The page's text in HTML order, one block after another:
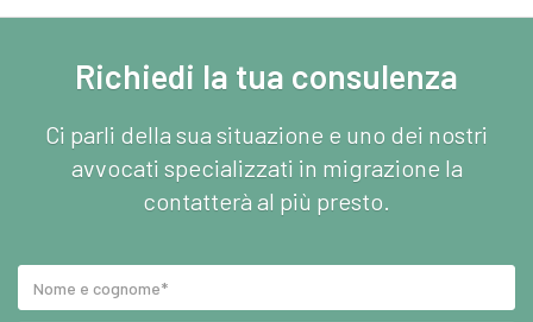
Richiedi la tua consulenza
Ci parli della sua situazione e uno dei nostri
avvocati specializzati in migrazione la
contatterà al più presto.